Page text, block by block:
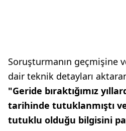
Soruşturmanın geçmişine
dair teknik detayları
"Geride bıraktığımız
tarihinde tutuklanmıştı
tutuklu olduğu bilgisini